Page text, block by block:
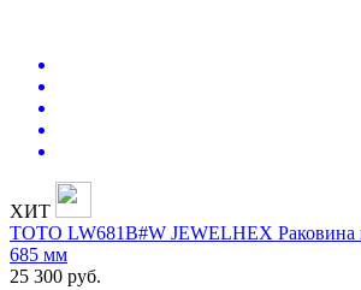
ХИТ
TOTO LW681B#W JEWELHEX Раковина
685 мм
25 300 руб.